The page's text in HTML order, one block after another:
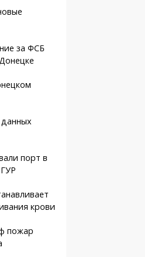
за ФСБ
порт в
крови
пожар